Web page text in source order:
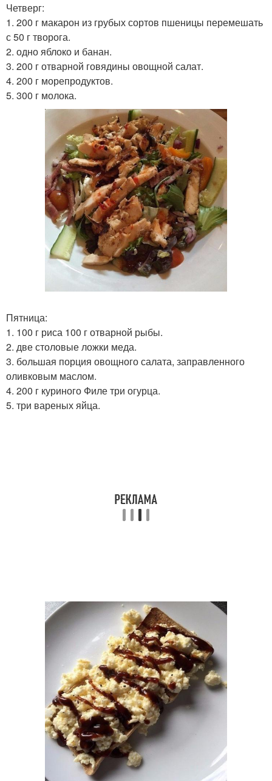
Четверг:
1. 200 г макарон из грубых сортов пшеницы перемешать
с 50 г творога.
2. одно яблоко и банан.
3. 200 г отварной говядины овощной салат.
4. 200 г морепродуктов.
5. 300 г молока.
Пятница:
1. 100 г риса 100 г отварной рыбы.
2. две столовые ложки меда.
3. большая порция овощного салата, заправленного
оливковым маслом.
4. 200 г куриного Филе три огурца.
5. три вареных яйца.